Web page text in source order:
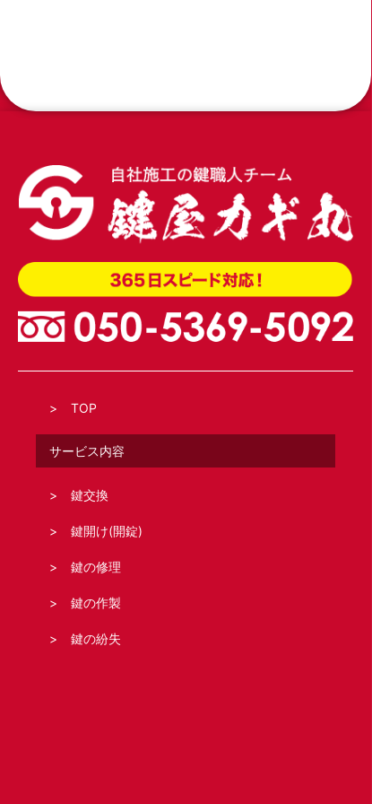
4600に加工交換
2026.04.02
玄関引き戸のトステム錠でKH-208を交換
TOP
サービス内容
鍵交換
鍵開け(開錠)
鍵の修理
鍵の作製
鍵の紛失